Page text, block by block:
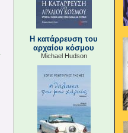
Η κατάρρευση του
αρχαίου κόσμου
Michael Hudson